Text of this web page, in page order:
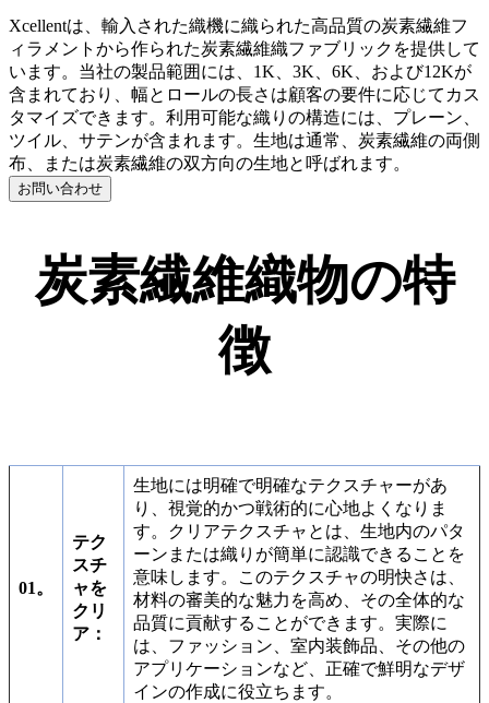
Xcellentは、輸入された織機に織られた高品質の炭素繊維フ
ィラメントから作られた炭素繊維織ファブリックを提供して
います。当社の製品範囲には、1K、3K、6K、および12Kが
含まれており、幅とロールの長さは顧客の要件に応じてカス
タマイズできます。利用可能な織りの構造には、プレーン、
ツイル、サテンが含まれます。生地は通常、炭素繊維の両側
布、または炭素繊維の双方向の生地と呼ばれます。
お問い合わせ
炭素繊維織物の特
徴
01。
テク
スチ
ャを
クリ
ア：
生地には明確で明確なテクスチャーがあ
り、視覚的かつ戦術的に心地よくなりま
す。クリアテクスチャとは、生地内のパタ
ーンまたは織りが簡単に認識できることを
意味します。このテクスチャの明快さは、
材料の審美的な魅力を高め、その全体的な
品質に貢献することができます。実際に
は、ファッション、室内装飾品、その他の
アプリケーションなど、正確で鮮明なデザ
インの作成に役立ちます。